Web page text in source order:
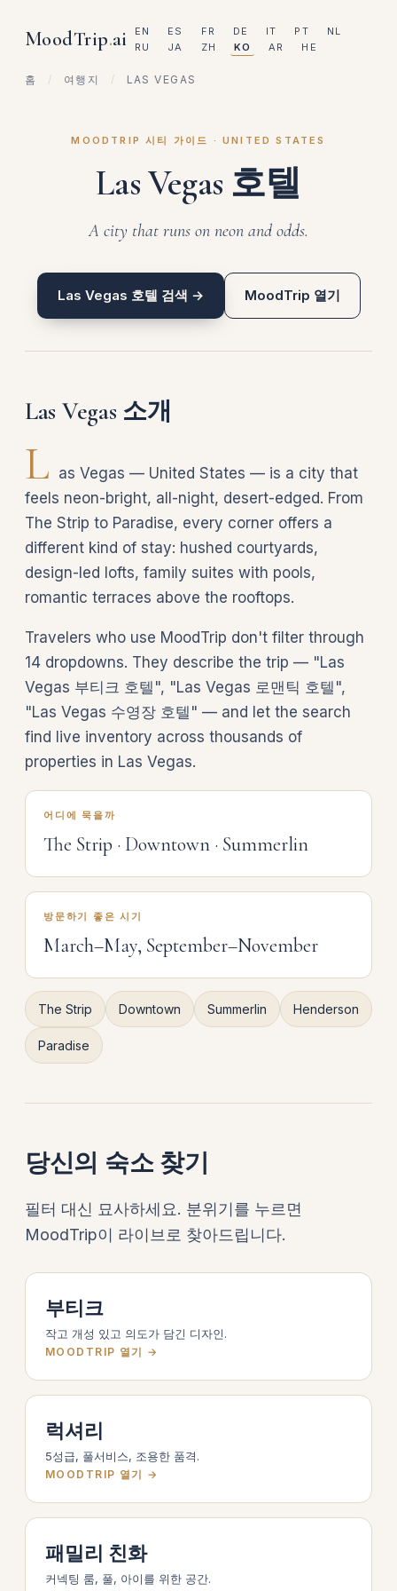
MoodTrip.ai EN ES FR DE IT PT
NL
RU
JA ZH KO AR HE
홈 / 여행지 / LAS VEGAS
MOODTRIP 시티 가이드 · UNITED STATES
Las Vegas 호텔
A city that runs on neon and odds.
Las Vegas 호텔 검색 → MoodTrip 열기
Las Vegas 소개
L as Vegas — United States — is a city that
feels neon-bright, all-night, desert-edged. From
The Strip to Paradise, every corner offers a
different kind of stay: hushed courtyards,
design-led lofts, family suites with pools,
romantic terraces above the rooftops.
Travelers who use MoodTrip don't filter through
14 dropdowns. They describe the trip — "Las
Vegas 부티크 호텔", "Las Vegas 로맨틱 호텔",
"Las Vegas 수영장 호텔" — and let the search
find live inventory across thousands of
properties in Las Vegas.
어디에 묵을까
The Strip · Downtown · Summerlin
방문하기 좋은 시기
March–May, September–November
The Strip Downtown Summerlin Henderson
Paradise
당신의 숙소 찾기
필터 대신 묘사하세요. 분위기를 누르면
MoodTrip이 라이브로 찾아드립니다.
부티크
작고 개성 있고 의도가 담긴 디자인.
MOODTRIP 열기 →
럭셔리
5성급, 풀서비스, 조용한 품격.
MOODTRIP 열기 →
패밀리 친화
커넥팅 룸, 풀, 아이를 위한 공간.